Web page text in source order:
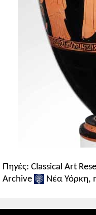
Πηγές: Classical Art
Archive
Νέα Υόρκη,